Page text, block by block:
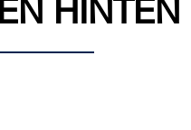
HINTEN